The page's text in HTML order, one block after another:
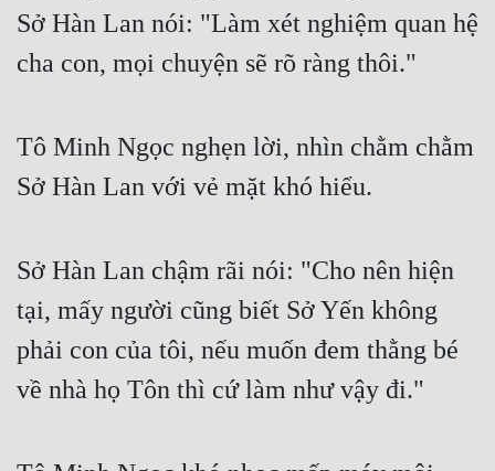
Sở Hàn Lan nói: "Làm xét nghiệm quan hệ
cha con, mọi chuyện sẽ rõ ràng thôi."
Tô Minh Ngọc nghẹn lời, nhìn chằm chằm
Sở Hàn Lan với vẻ mặt khó hiểu.
Sở Hàn Lan chậm rãi nói: "Cho nên hiện
tại, mấy người cũng biết Sở Yến không
phải con của tôi, nếu muốn đem thằng bé
về nhà họ Tôn thì cứ làm như vậy đi."